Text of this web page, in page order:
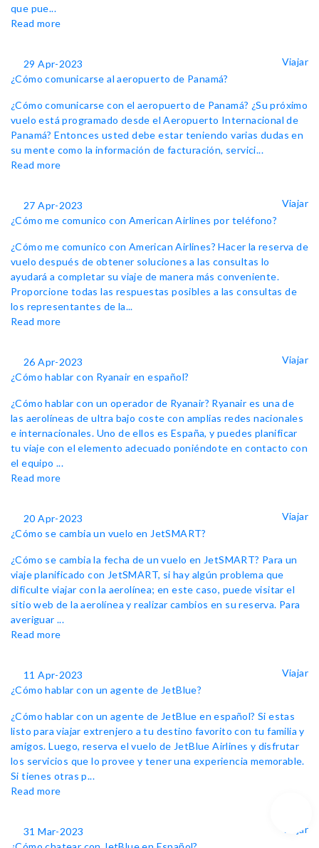
que pue...
Read more
29 Apr-2023
Viajar
¿Cómo comunicarse al aeropuerto de Panamá?
¿Cómo comunicarse con el aeropuerto de Panamá? ¿Su próximo
vuelo está programado desde el Aeropuerto Internacional de
Panamá? Entonces usted debe estar teniendo varias dudas en
su mente como la información de facturación, servici...
Read more
27 Apr-2023
Viajar
¿Cómo me comunico con American Airlines por teléfono?
¿Cómo me comunico con American Airlines? Hacer la reserva de
vuelo después de obtener soluciones a las consultas lo
ayudará a completar su viaje de manera más conveniente.
Proporcione todas las respuestas posibles a las consultas de
los representantes de la...
Read more
26 Apr-2023
Viajar
¿Cómo hablar con Ryanair en español?
¿Cómo hablar con un operador de Ryanair? Ryanair es una de
las aerolíneas de ultra bajo coste con amplias redes nacionales
e internacionales. Uno de ellos es España, y puedes planificar
tu viaje con el elemento adecuado poniéndote en contacto con
el equipo ...
Read more
20 Apr-2023
Viajar
¿Cómo se cambia un vuelo en JetSMART?
¿Cómo se cambia la fecha de un vuelo en JetSMART? Para un
viaje planificado con JetSMART, si hay algún problema que
dificulte viajar con la aerolínea; en este caso, puede visitar el
sitio web de la aerolínea y realizar cambios en su reserva. Para
averiguar ...
Read more
11 Apr-2023
Viajar
¿Cómo hablar con un agente de JetBlue?
¿Cómo hablar con un agente de JetBlue en español? Si estas
listo para viajar extrenjero a tu destino favorito con tu familia y
amigos. Luego, reserva el vuelo de JetBlue Airlines y disfrutar
los servicios que lo provee y tener una experiencia memorable.
Si tienes otras p...
Read more
31 Mar-2023
Viajar